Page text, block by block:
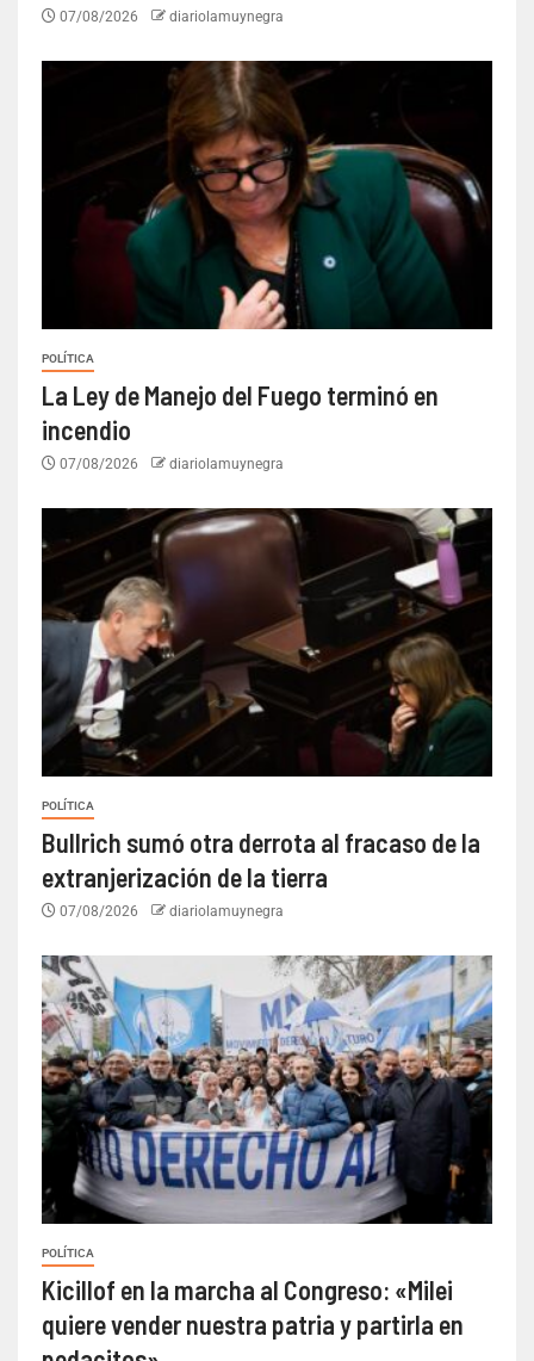
07/08/2026 diariolamuynegra
POLÍTICA
La Ley de Manejo del Fuego terminó en
incendio
07/08/2026 diariolamuynegra
POLÍTICA
Bullrich sumó otra derrota al fracaso de la
extranjerización de la tierra
07/08/2026 diariolamuynegra
POLÍTICA
Kicillof en la marcha al Congreso: «Milei
quiere vender nuestra patria y partirla en